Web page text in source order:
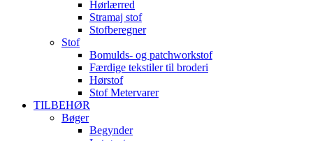
Hørlærred
Stramaj stof
Stofberegner
Stof
Bomulds- og patchworkstof
Færdige tekstiler til broderi
Hørstof
Stof Metervarer
TILBEHØR
Bøger
Begynder